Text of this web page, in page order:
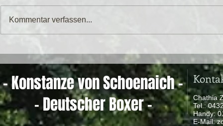
Kommentar verfassen...
- Konstanze von Schoenaich -
- Deutscher Boxer -
Chathia
Tel.:
Handy:
​ E-Mail: